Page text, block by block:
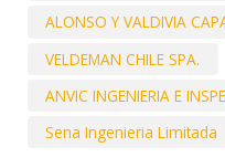
ALONSO Y VALDIVIA
VELDEMAN CHILE SPA.
ANVIC INGENIERIA E
Sena Ingenieria Limitada